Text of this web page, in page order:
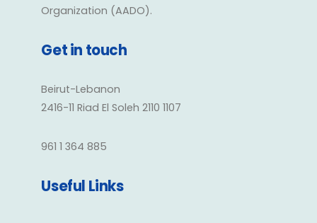
Organization (AADO).
Get in touch
Beirut-Lebanon
2416-11 Riad El Soleh 2110 1107
961 1 364 885
Useful Links